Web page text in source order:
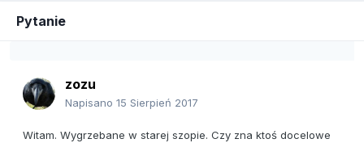
Pytanie
zozu
Napisano 15 Sierpień 2017
Witam. Wygrzebane w starej szopie. Czy zna ktoś docelowe